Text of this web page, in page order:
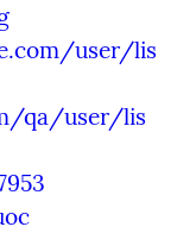
user/lis
qa/user/lis